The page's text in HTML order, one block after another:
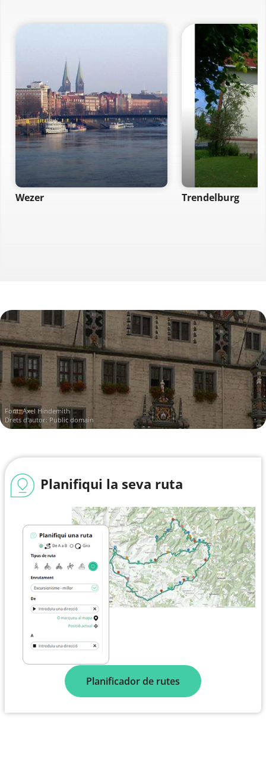
Wezer Trendelburg
Font:Axel Hindemith
Drets d'autor: Public domain
Planifiqui la seva ruta
Planificador de rutes